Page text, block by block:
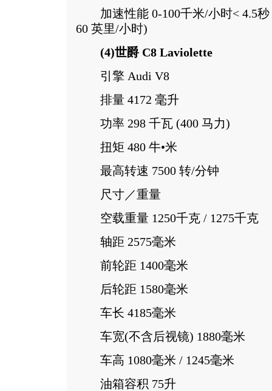
加速性能 0-100千米/小时< 4.5秒
60 英里/小时)
(4)世爵 C8 Laviolette
引擎 Audi V8
排量 4172 毫升
功率 298 千瓦 (400 马力)
扭矩 480 牛•米
最高转速 7500 转/分钟
尺寸／重量
空载重量 1250千克 / 1275千克
轴距 2575毫米
前轮距 1400毫米
后轮距 1580毫米
车长 4185毫米
车宽(不含后视镜) 1880毫米
车高 1080毫米 / 1245毫米
油箱容积 75升